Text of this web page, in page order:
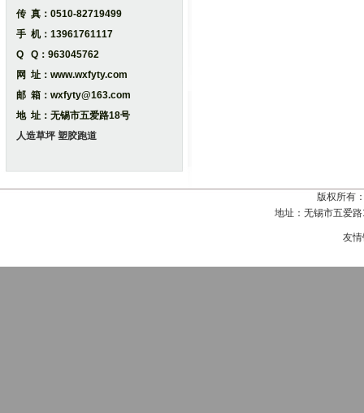
传 真：0510-82719499
手 机：13961761117
Q Q：963045762
网 址：www.wxfyty.com
邮 箱：wxfyty@163.com
地 址：无锡市五爱路18号
人造草坪 塑胶跑道
版权所有
地址：无锡市五爱
友